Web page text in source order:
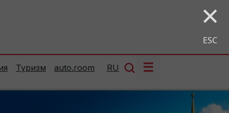
×
ESC
Туризм auto.room RU ☰